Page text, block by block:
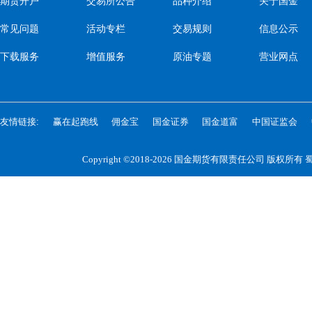
常见问题
下载服务
活动专栏
增值服务
交易规则
原油专题
信息公示
营业网点
友情链接: 赢在起跑线 佣金宝 国金证券 国金道富 中国证监会
Copyright ©2018-2026 国金期货有限责任公司 版权所有